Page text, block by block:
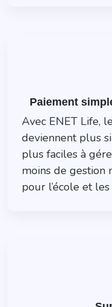
Paiement
Avec ENET Life,
deviennent plus
plus faciles à
moins de gestion
pour l’école et